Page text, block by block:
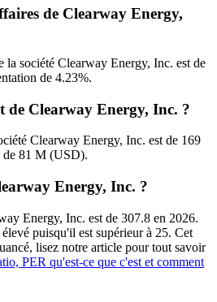
de Clearway Energy,
société Clearway Energy, Inc. est de
de 4.23%.
de Clearway Energy, Inc. ?
Clearway Energy, Inc. est de 169
de 81 M (USD).
Energy, Inc. ?
Energy, Inc. est de 307.8 en 2026.
puisqu'il est supérieur à 25. Cet
lisez notre article pour tout savoir
PER qu'est-ce que c'est et comment